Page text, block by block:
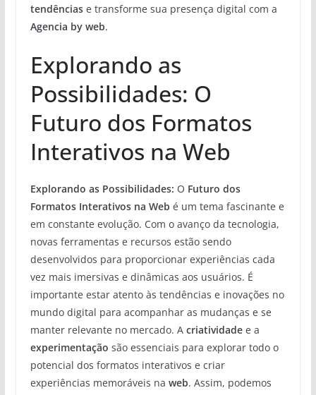
tendênciase transforme sua presença digital com a
Agencia by web.
Explorando as
Possibilidades: O
Futuro dos Formatos
Interativos na Web
Explorando as Possibilidades: O Futuro dos
Formatos Interativos na Web é um tema fascinante e
em constante evolução. Com o avanço da tecnologia,
novas ferramentas e recursos estão sendo
desenvolvidos para proporcionar experiências cada
vez mais imersivas e dinâmicas aos usuários. É
importante estar atento às tendências e inovações no
mundo digital para acompanhar as mudanças e se
manter relevante no mercado. A criatividadee a
experimentação são essenciais para explorar todo o
potencial dos formatos interativos e criar
experiências memoráveis na web. Assim, podemos